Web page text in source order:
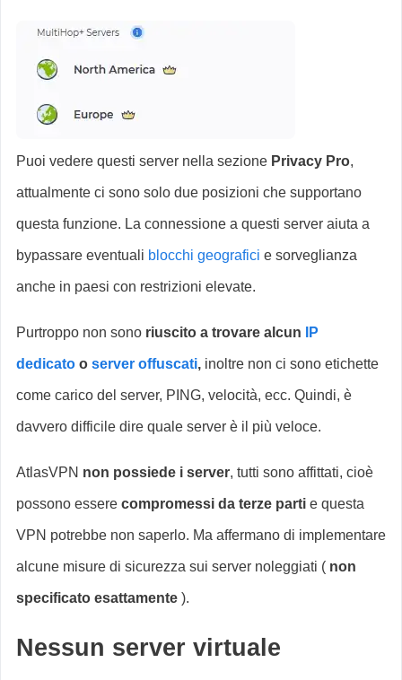
Puoi vedere questi server nella sezione Privacy Pro,
attualmente ci sono solo due posizioni che supportano
questa funzione. La connessione a questi server aiuta a
bypassare eventuali blocchi geografici e sorveglianza
anche in paesi con restrizioni elevate.
Purtroppo non sono riuscito a trovare alcun IP
dedicato o server offuscati, inoltre non ci sono etichette
come carico del server, PING, velocità, ecc. Quindi, è
davvero difficile dire quale server è il più veloce.
AtlasVPN non possiede i server, tutti sono affittati, cioè
possono essere compromessi da terze parti e questa
VPN potrebbe non saperlo. Ma affermano di implementare
alcune misure di sicurezza sui server noleggiati ( non
specificato esattamente ).
Nessun server virtuale